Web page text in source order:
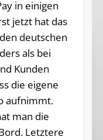
in einigen
jetzt hat das
deutschen
als bei
Kunden
die eigene
aufnimmt.
man die
Letztere